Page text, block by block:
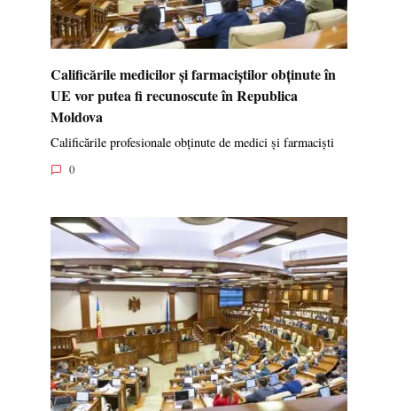
Calificările medicilor și farmaciștilor obținute în
UE vor putea fi recunoscute în Republica
Moldova
Calificările profesionale obținute de medici și farmaciști
0